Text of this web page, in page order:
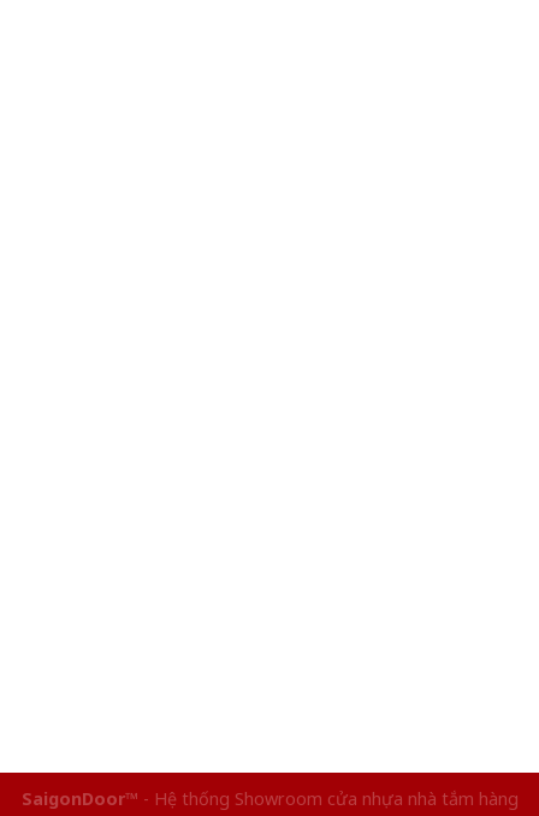
SaigonDoor™ - Hệ thống Showroom cửa nhựa nhà tắm hàng